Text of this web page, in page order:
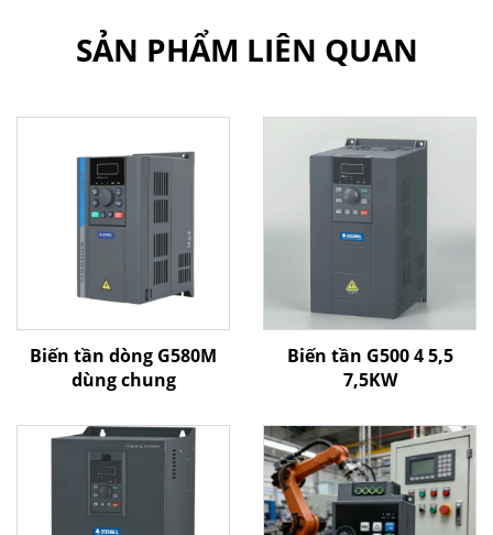
SẢN PHẨM LIÊN QUAN
Biến tần dòng G580M
dùng chung
Biến tần G500 4 5,5
7,5KW